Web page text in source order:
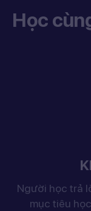
Học
Người học trả
mục tiêu